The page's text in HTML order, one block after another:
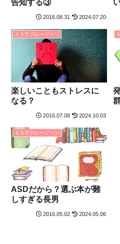
告知する③
2016.08.31 2024.07.20
ＡＳＤグレーゾーン
楽しいこともストレスに
なる？
2016.07.08 2024.10.03
ＡＳＤグレーゾーン
ASDだから？選ぶ本が難
しすぎる長男
2016.05.02 2024.05.06